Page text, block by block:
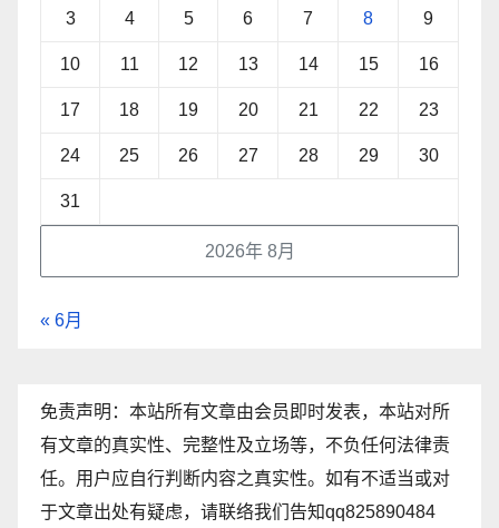
2026年 8月
3 4 5 6 7 8 9
10 11 12 13 14 15 16
17 18 19 20 21 22 23
24 25 26 27 28 29 30
31
« 6月
免责声明：本站所有文章由会员即时发表，本站对所
有文章的真实性、完整性及立场等，不负任何法律责
任。用户应自行判断内容之真实性。如有不适当或对
于文章出处有疑虑，请联络我们告知qq825890484